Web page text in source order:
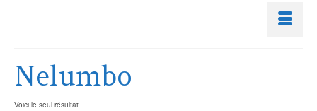
Nelumbo
Voici le seul résultat